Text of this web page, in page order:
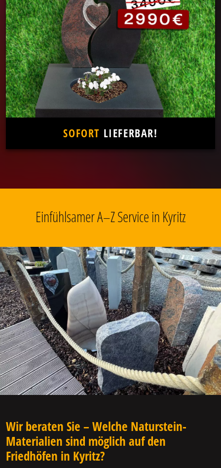
SOFORT LIEFERBAR!
Einfühlsamer A–Z Service in Kyritz
Wir beraten Sie – Welche Naturstein-
Materialien sind möglich auf den
Friedhöfen in Kyritz?